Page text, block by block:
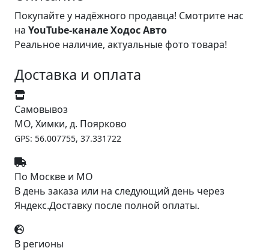
Покупайте у надёжного продавца! Смотрите нас
на YouTube-канале Ходос Авто
Реальное наличие, актуальные фото товара!
Доставка и оплата
Самовывоз
МО, Химки, д. Поярково
GPS: 56.007755, 37.331722
По Москве и МО
В день заказа или на следующий день через
Яндекс.Доставку после полной оплаты.
В регионы